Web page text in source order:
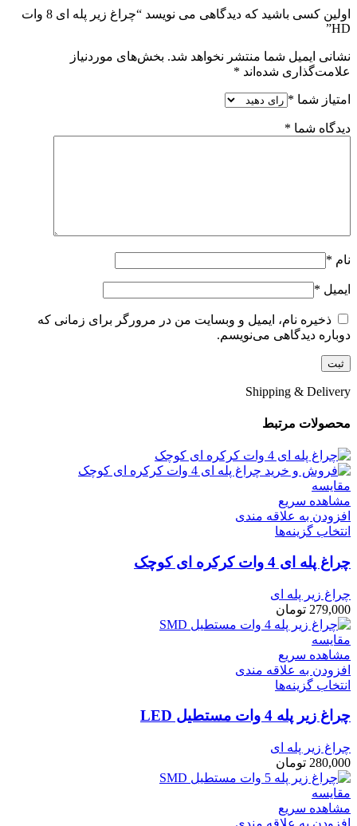
اولین کسی باشید که دیدگاهی می نویسد “چراغ زیر پله ای 8 وات
HD”
نشانی ایمیل شما منتشر نخواهد شد. بخش‌های موردنیاز
علامت‌گذاری شده‌اند *
امتیاز شما *
دیدگاه شما *
نام *
ایمیل *
ذخیره نام، ایمیل و وبسایت من در مرورگر برای زمانی که
دوباره دیدگاهی می‌نویسم.
Shipping & Delivery
محصولات مرتبط
مقایسه
مشاهده سریع
افزودن به علاقه مندی
انتخاب گزینه‌ها
چراغ پله ای 4 وات کرکره ای کوچک
چراغ زیر پله ای
279,000 تومان
مقایسه
مشاهده سریع
افزودن به علاقه مندی
انتخاب گزینه‌ها
چراغ زیر پله 4 وات مستطیل LED
چراغ زیر پله ای
280,000 تومان
مقایسه
مشاهده سریع
افزودن به علاقه مندی